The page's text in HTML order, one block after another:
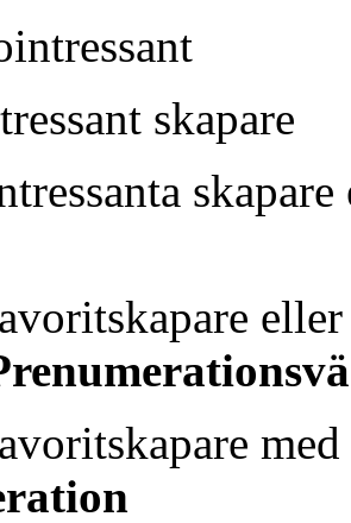
skapare